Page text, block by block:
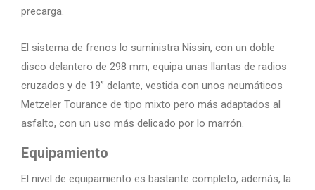
precarga.
El sistema de frenos lo suministra Nissin, con un doble
disco delantero de 298 mm, equipa unas llantas de radios
cruzados y de 19” delante, vestida con unos neumáticos
Metzeler Tourance de tipo mixto pero más adaptados al
asfalto, con un uso más delicado por lo marrón.
Equipamiento
El nivel de equipamiento es bastante completo, además, la